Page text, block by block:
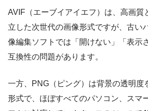
AVIF（エーブイアイエフ）は、高画質
立した次世代の画像形式ですが、古い
像編集ソフトでは「開けない」「表示
互換性の問題があります。
一方、PNG（ピング）は背景の透明度
形式で、ほぼすべてのパソコン、スマ